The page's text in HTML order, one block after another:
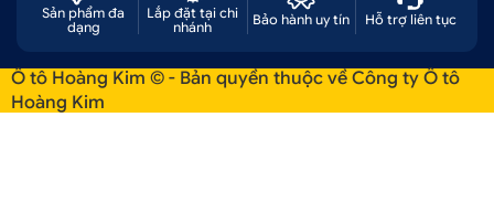
Sản phẩm đa
dạng
Lắp đặt tại chi
nhánh
Bảo hành uy tín Hỗ trợ liên tục
Ô tô Hoàng Kim © - Bản quyền thuộc về Công ty Ô tô
Hoàng Kim